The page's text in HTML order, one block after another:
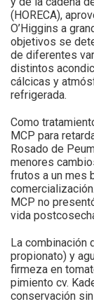
(HORECA),
O’Higgins a
objetivos se
de diferentes
distintos
cálcicas y
refrigerada.
Como
MCP para
Rosado de
menores
frutos a un mes
MCP no
vida
La combinación
propionato) y
firmeza en
pimiento cv.
conservación